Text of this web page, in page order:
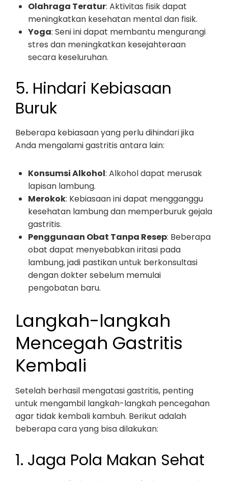
Olahraga Teratur: Aktivitas fisik dapat
meningkatkan kesehatan mental dan fisik.
Yoga: Seni ini dapat membantu mengurangi
stres dan meningkatkan kesejahteraan
secara keseluruhan.
5. Hindari Kebiasaan
Buruk
Beberapa kebiasaan yang perlu dihindari jika
Anda mengalami gastritis antara lain:
Konsumsi Alkohol: Alkohol dapat merusak
lapisan lambung.
Merokok: Kebiasaan ini dapat mengganggu
kesehatan lambung dan memperburuk gejala
gastritis.
Penggunaan Obat Tanpa Resep: Beberapa
obat dapat menyebabkan iritasi pada
lambung, jadi pastikan untuk berkonsultasi
dengan dokter sebelum memulai
pengobatan baru.
Langkah-langkah
Mencegah Gastritis
Kembali
Setelah berhasil mengatasi gastritis, penting
untuk mengambil langkah-langkah pencegahan
agar tidak kembali kambuh. Berikut adalah
beberapa cara yang bisa dilakukan:
1. Jaga Pola Makan Sehat